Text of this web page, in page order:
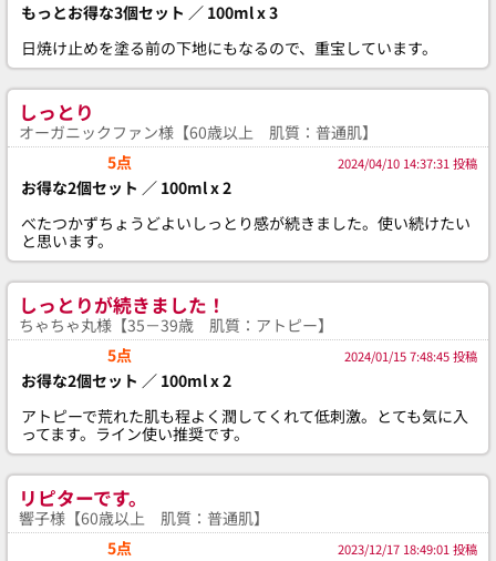
もっとお得な3個セット ／ 100ml x 3
日焼け止めを塗る前の下地にもなるので、重宝しています。
しっとり
オーガニックファン様【60歳以上 肌質：普通肌】
5点
2024/04/10 14:37:31 投稿
お得な2個セット ／ 100ml x 2
べたつかずちょうどよいしっとり感が続きました。使い続けたい
と思います。
しっとりが続きました！
ちゃちゃ丸様【35－39歳 肌質：アトピー】
5点
2024/01/15 7:48:45 投稿
お得な2個セット ／ 100ml x 2
アトピーで荒れた肌も程よく潤してくれて低刺激。とても気に入
ってます。ライン使い推奨です。
リピターです。
響子様【60歳以上 肌質：普通肌】
5点
2023/12/17 18:49:01 投稿